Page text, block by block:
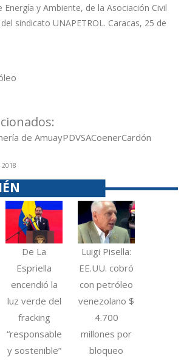
Energía y Ambiente, de la Asociación Civil
sindicato UNAPETROL. Caracas, 25 de
de AmuayPDVSACoenerCardón
2018
De La
Espriella
encendió la
luz verde del
fracking
“responsable
y sostenible”
Luigi Pisella:
EE.UU. cobró
con petróleo
venezolano $
4.700
millones por
bloqueo